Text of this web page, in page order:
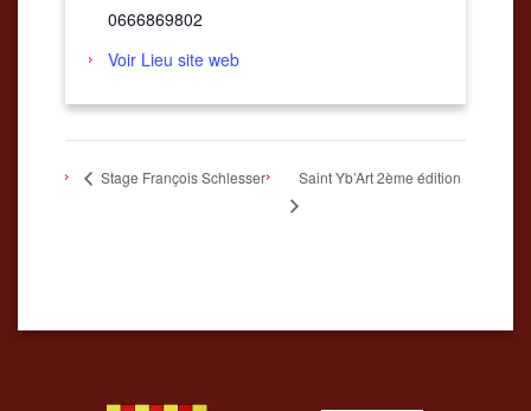
0666869802
Voir Lieu site web
Stage François Schlesser Saint Yb’Art 2ème édition